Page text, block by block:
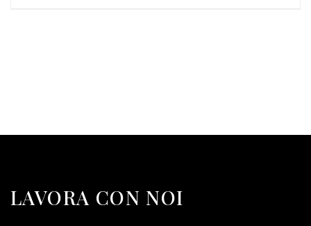
LAVORA CON NOI